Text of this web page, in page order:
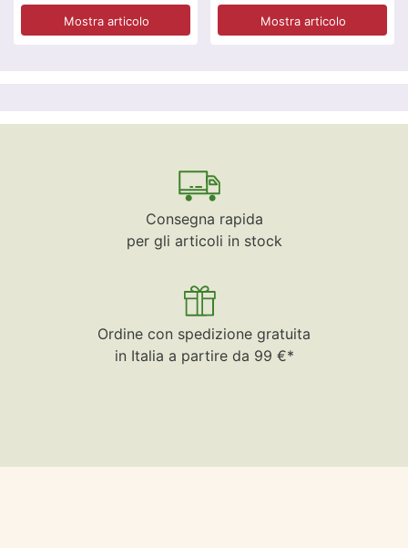
Mostra articolo Mostra articolo
Consegna rapida
per gli articoli in stock
Ordine con spedizione gratuita
in Italia a partire da 99 €*